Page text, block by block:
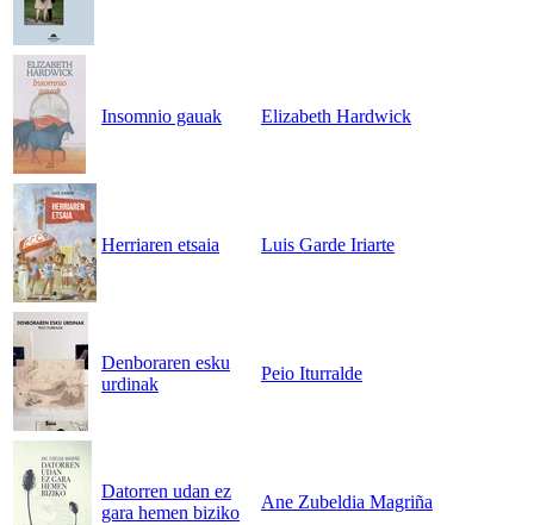
Insomnio gauak Elizabeth Hardwick
Herriaren etsaia Luis Garde Iriarte
Denboraren esku
urdinak
Peio Iturralde
Datorren udan ez
gara hemen biziko
Ane Zubeldia Magriña